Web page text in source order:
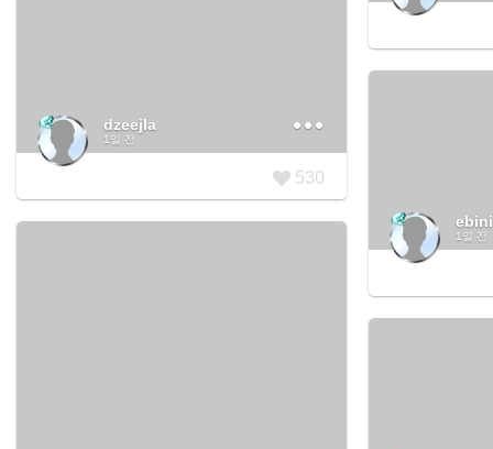
dzeejla
1일 전
530
1일 전